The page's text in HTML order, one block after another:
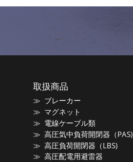
取扱商品
ブレーカー
マグネット
電線ケーブル類
高圧気中負荷開閉器（PAS)
高圧負荷開閉器（LBS)
高圧配電用避雷器